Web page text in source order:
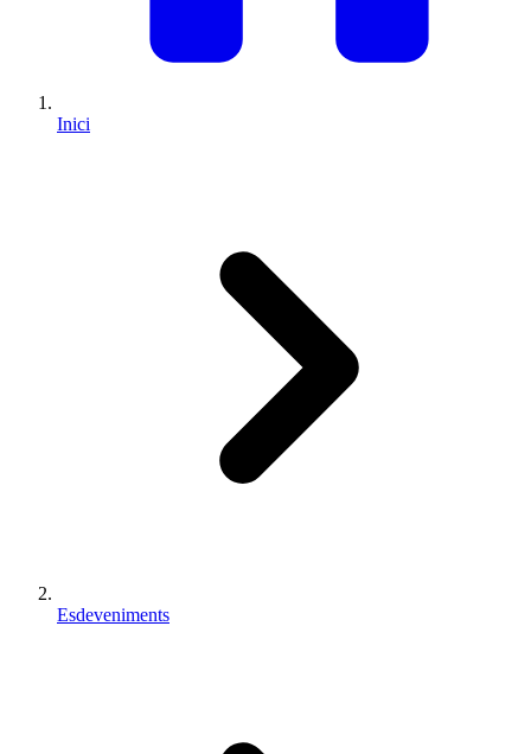
Inici
Esdeveniments